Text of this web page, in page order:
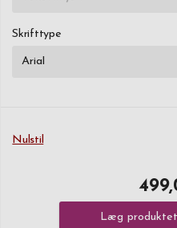
Skrifttype
Nulstil
Læg